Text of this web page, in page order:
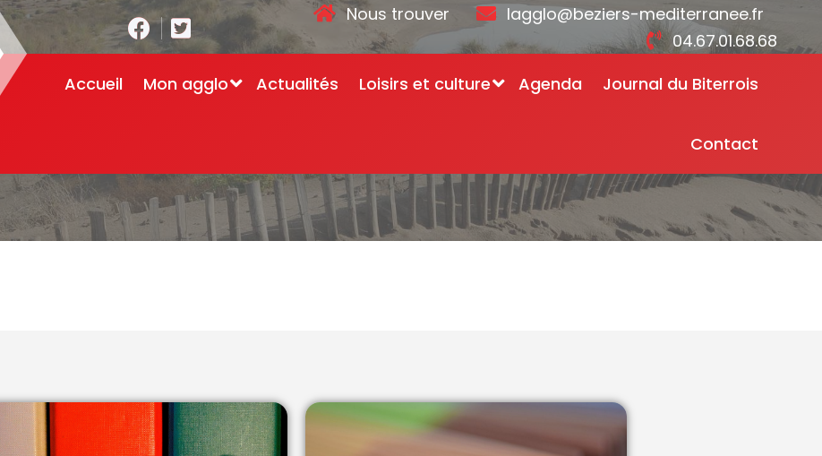
Nous trouver
lagglo@beziers-mediterranee.fr
04.67.01.68.68
Accueil Mon agglo Actualités Loisirs et culture Agenda Journal du Biterrois
Contact
Accueil-Administration